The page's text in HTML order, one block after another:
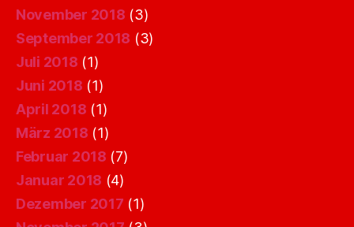
November 2018 (3)
September 2018 (3)
Juli 2018 (1)
Juni 2018 (1)
April 2018 (1)
März 2018 (1)
Februar 2018 (7)
Januar 2018 (4)
Dezember 2017 (1)